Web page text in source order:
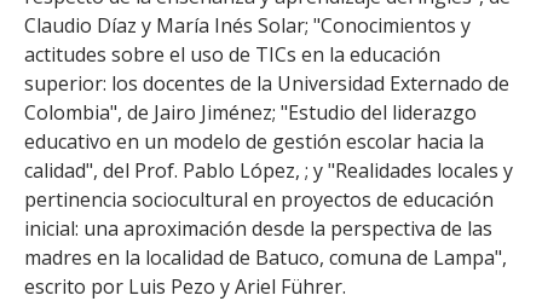
Claudio Díaz y María Inés Solar; "Conocimientos y
actitudes sobre el uso de TICs en la educación
superior: los docentes de la Universidad Externado de
Colombia", de Jairo Jiménez; "Estudio del liderazgo
educativo en un modelo de gestión escolar hacia la
calidad", del Prof. Pablo López, ; y "Realidades locales y
pertinencia sociocultural en proyectos de educación
inicial: una aproximación desde la perspectiva de las
madres en la localidad de Batuco, comuna de Lampa",
escrito por Luis Pezo y Ariel Führer.